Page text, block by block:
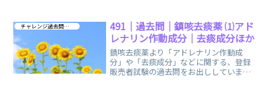
チャレンジ過去問 第３章
491｜過去問｜鎮咳去痰薬 ⑴アド
レナリン作動成分｜去痰成分ほか
鎮咳去痰薬より「アドレナリン作動成
分」や「去痰成分」などに関する、登録
販売者試験の過去問をお出ししていま